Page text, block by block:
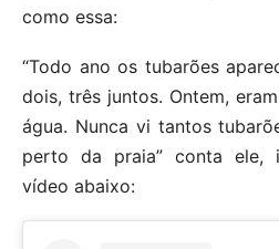
como essa:
“Todo ano os tubarões
dois, três juntos. Ontem,
água. Nunca vi tantos
perto da praia” conta ele,
vídeo abaixo: